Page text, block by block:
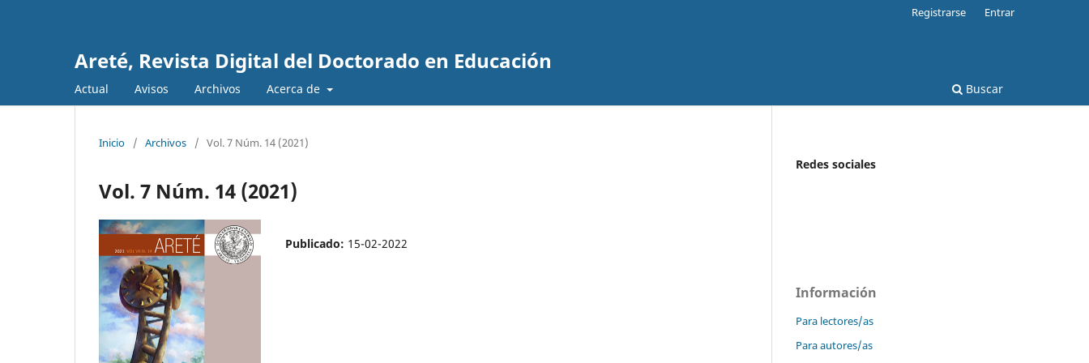
Areté, Revista Digital del Doctorado en Educación
Actual Avisos Archivos Acerca de Buscar
Registrarse Entrar
Inicio / Archivos / Vol. 7 Núm. 14 (2021)
Vol. 7 Núm. 14 (2021)
Publicado: 15-02-2022
Redes sociales
Información
Para lectores/as
Para autores/as